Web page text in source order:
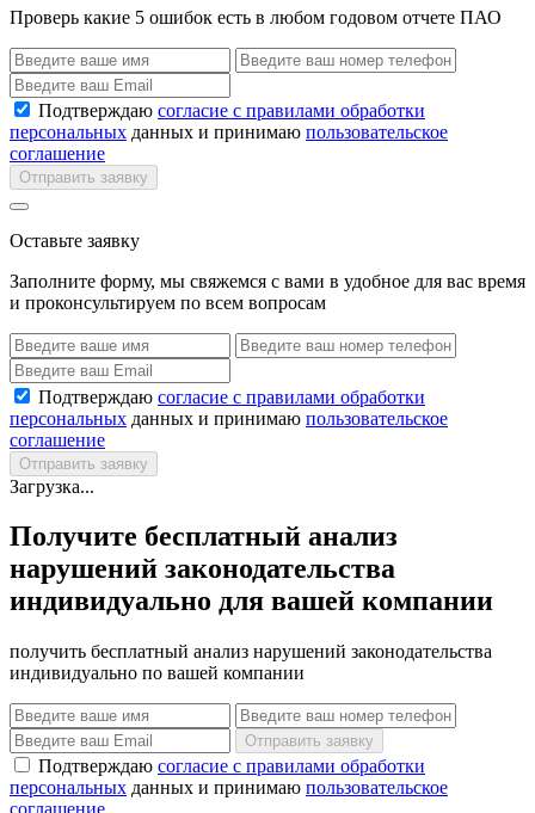
Проверь какие 5 ошибок есть в любом годовом отчете ПАО
Подтверждаю согласие с правилами обработки
персональных данных и принимаю пользовательское
соглашение
Отправить заявку
Оставьте заявку
Заполните форму, мы свяжемся с вами в удобное для вас время
и проконсультируем по всем вопросам
Подтверждаю согласие с правилами обработки
персональных данных и принимаю пользовательское
соглашение
Отправить заявку
Загрузка...
Получите бесплатный анализ
нарушений законодательства
индивидуально для вашей компании
получить бесплатный анализ нарушений законодательства
индивидуально по вашей компании
Отправить заявку
Подтверждаю согласие с правилами обработки
персональных данных и принимаю пользовательское